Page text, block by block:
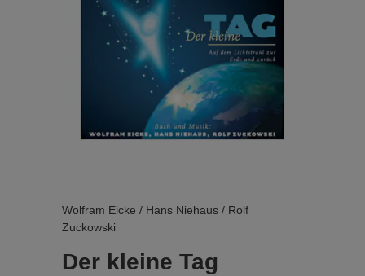
Wolfram Eicke / Hans Niehaus / Rolf
Zuckowski
Der kleine Tag